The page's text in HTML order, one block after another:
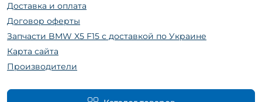
Доставка и оплата
Договор оферты
Запчасти BMW X5 F15 с доставкой по Украине
Карта сайта
Производители